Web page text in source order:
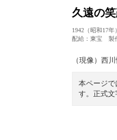
久遠の
1942（昭和
配給：東宝 製
（現像）西
本ページで
す。正式文